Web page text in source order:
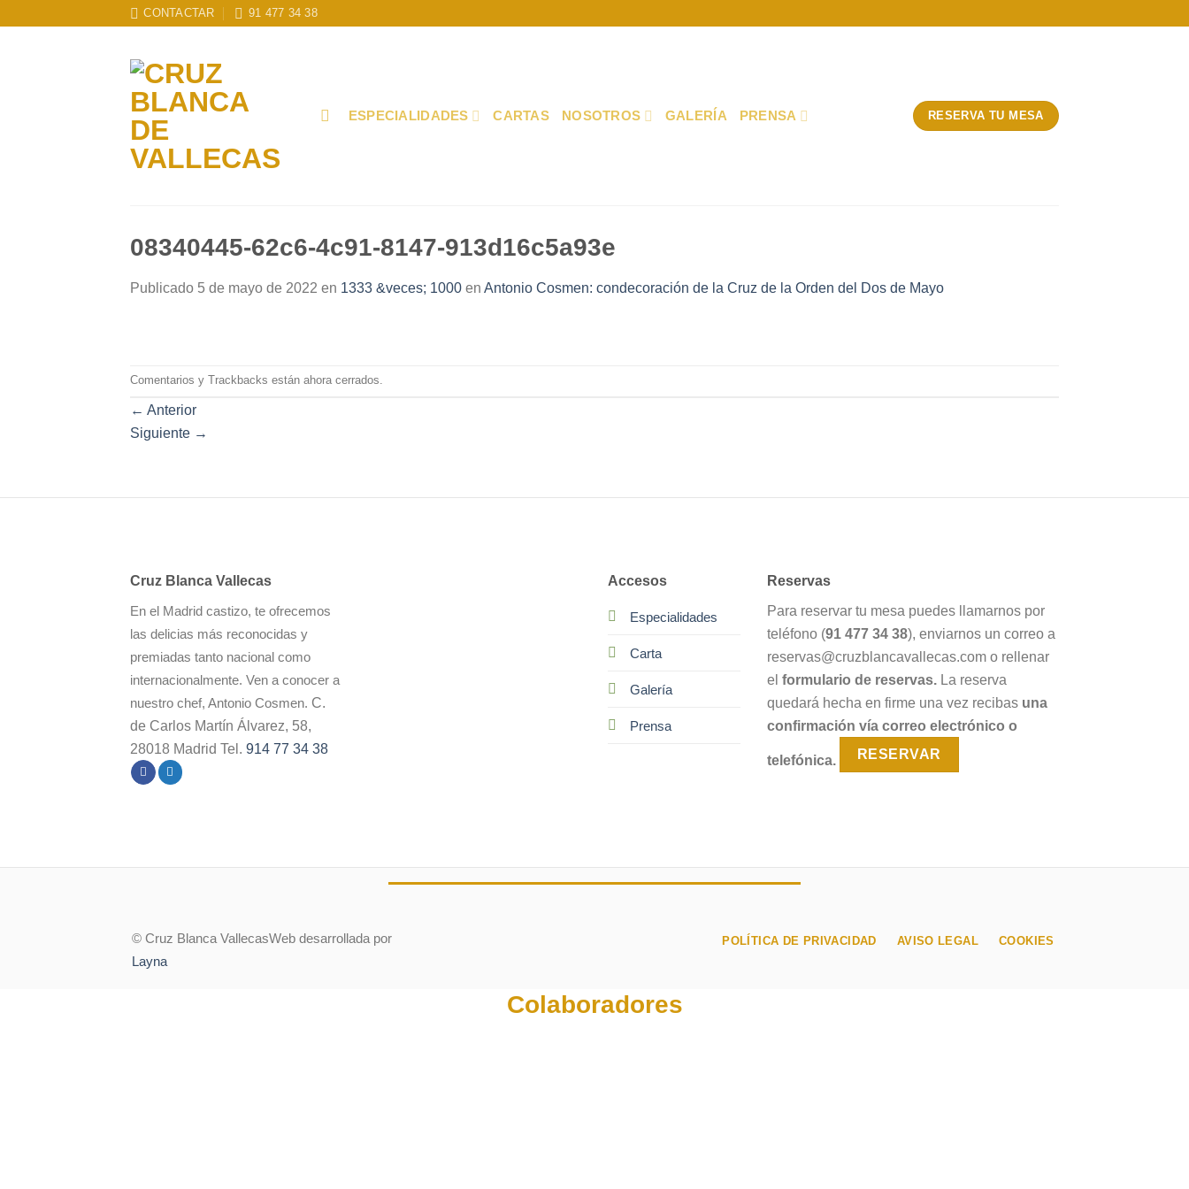
CONTACTAR 91 477 34 38
ESPECIALIDADES CARTAS NOSOTROS GALERÍA PRENSA RESERVA TU MESA
08340445-62c6-4c91-8147-913d16c5a93e
Publicado 5 de mayo de 2022 en 1333 &veces; 1000 en Antonio Cosmen: condecoración de la Cruz de la Orden del Dos de Mayo
Comentarios y Trackbacks están ahora cerrados.
← Anterior
Siguiente →
Cruz Blanca Vallecas
En el Madrid castizo, te ofrecemos
las delicias más reconocidas y
premiadas tanto nacional como
internacionalmente. Ven a conocer a
nuestro chef, Antonio Cosmen. C.
de Carlos Martín Álvarez, 58,
28018 Madrid Tel. 914 77 34 38
Accesos
Especialidades
Carta
Galería
Prensa
Reservas
Para reservar tu mesa puedes llamarnos por
teléfono (91 477 34 38), enviarnos un correo a
reservas@cruzblancavallecas.com o rellenar
el formulario de reservas. La reserva
quedará hecha en firme una vez recibas una
confirmación vía correo electrónico o
telefónica. RESERVAR
© Cruz Blanca VallecasWeb desarrollada por
Layna
POLÍTICA DE PRIVACIDAD AVISO LEGAL COOKIES
Colaboradores